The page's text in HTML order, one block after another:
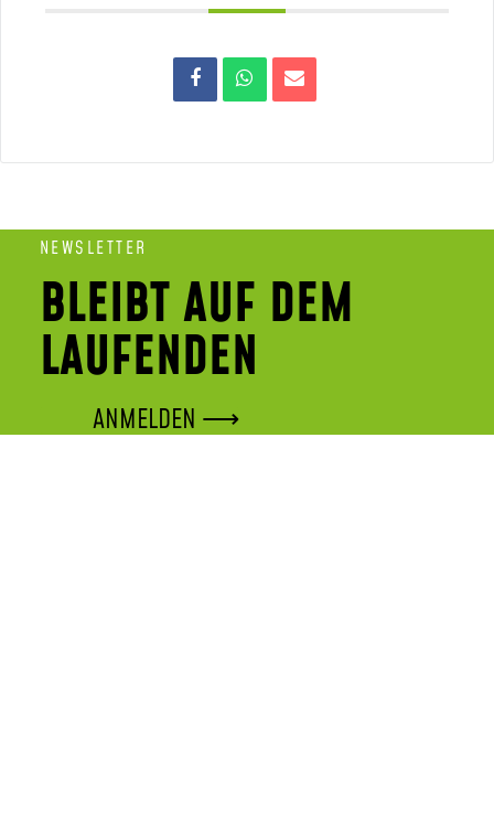
NEWSLETTER
BLEIBT AUF DEM
LAUFENDEN
ANMELDEN ⟶